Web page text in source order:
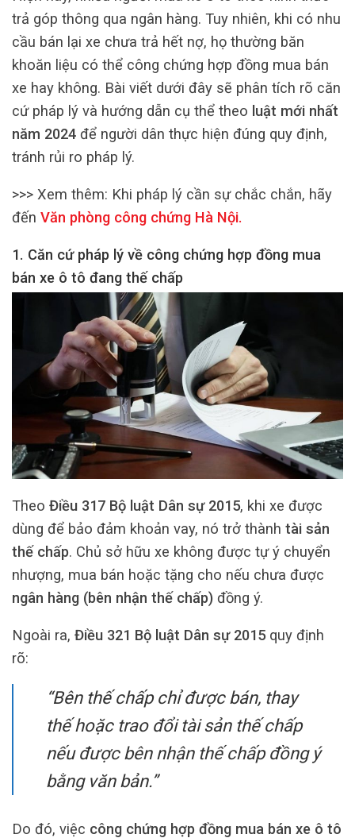
trả góp thông qua ngân hàng. Tuy nhiên, khi có nhu
cầu bán lại xe chưa trả hết nợ, họ thường băn
khoăn liệu có thể công chứng hợp đồng mua bán
xe hay không. Bài viết dưới đây sẽ phân tích rõ căn
cứ pháp lý và hướng dẫn cụ thể theo luật mới nhất
năm 2024 để người dân thực hiện đúng quy định,
tránh rủi ro pháp lý.
>>> Xem thêm: Khi pháp lý cần sự chắc chắn, hãy
đến Văn phòng công chứng Hà Nội.
1. Căn cứ pháp lý về công chứng hợp đồng mua
bán xe ô tô đang thế chấp
Theo Điều 317 Bộ luật Dân sự 2015, khi xe được
dùng để bảo đảm khoản vay, nó trở thành tài sản
thế chấp. Chủ sở hữu xe không được tự ý chuyển
nhượng, mua bán hoặc tặng cho nếu chưa được
ngân hàng (bên nhận thế chấp) đồng ý.
Ngoài ra, Điều 321 Bộ luật Dân sự 2015quy định
rõ:
“Bên thế chấp chỉ được bán, thay
thế hoặc trao đổi tài sản thế chấp
nếu được bên nhận thế chấp đồng ý
bằng văn bản.”
Do đó, việc công chứng hợp đồng mua bán xe ô tô